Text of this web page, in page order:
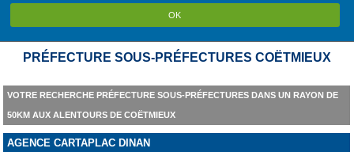
OK
PRÉFECTURE SOUS-PRÉFECTURES COËTMIEUX
VOTRE RECHERCHE PRÉFECTURE SOUS-PRÉFECTURES DANS UN RAYON DE
50KM AUX ALENTOURS DE COËTMIEUX
AGENCE CARTAPLAC DINAN